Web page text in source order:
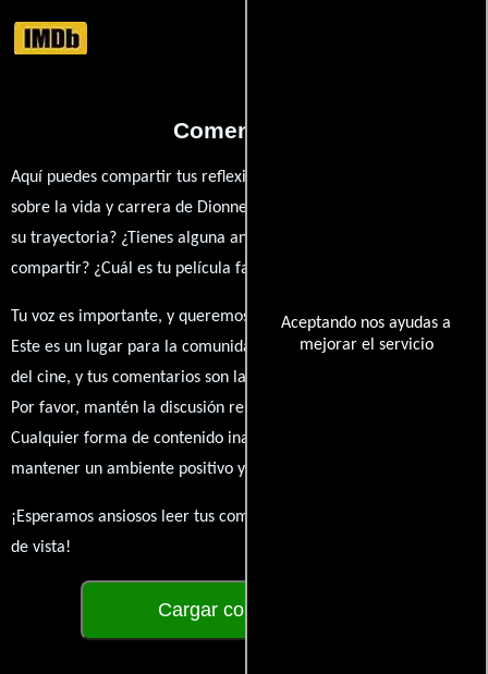
Aceptando nos ayudas a
mejorar el servicio
Comentarios
Aquí puedes compartir tus reflexiones, anécdotas y opiniones
sobre la vida y carrera de Dionne Meyer. ¿Qué te ha inspirado de
su trayectoria? ¿Tienes alguna anécdota personal que desees
compartir? ¿Cuál es tu película favorita en la que ha participado?
Tu voz es importante, y queremos escuchar tus pensamientos.
Este es un lugar para la comunidad de admiradores y amantes
del cine, y tus comentarios son la esencia de esta conversación.
Por favor, mantén la discusión respetuosa y constructiva.
Cualquier forma de contenido inapropiado será eliminado para
mantener un ambiente positivo y enriquecedor para todos.
¡Esperamos ansiosos leer tus comentarios y conocer tus puntos
de vista!
Cargar comentarios